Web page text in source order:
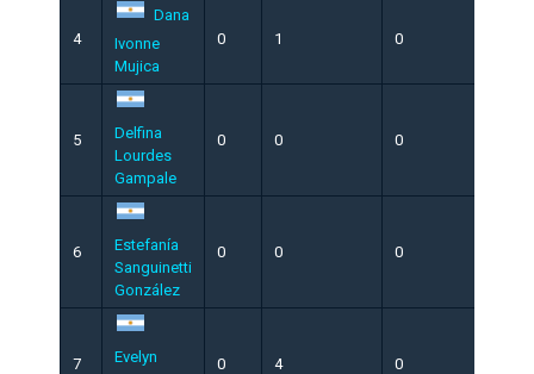
4
Dana
Ivonne
Mujica
0 1 0
5
Delfina
Lourdes
Gampale
0 0 0
6
Estefanía
Sanguinetti
González
0 0 0
7
Evelyn
0 4 0